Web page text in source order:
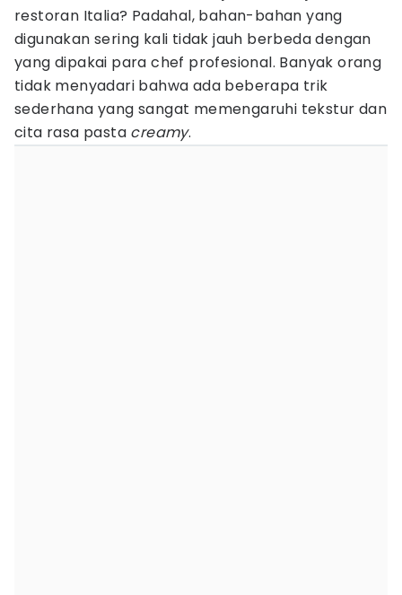
restoran Italia? Padahal, bahan-bahan yang
digunakan sering kali tidak jauh berbeda dengan
yang dipakai para chef profesional. Banyak orang
tidak menyadari bahwa ada beberapa trik
sederhana yang sangat memengaruhi tekstur dan
cita rasa pasta creamy.